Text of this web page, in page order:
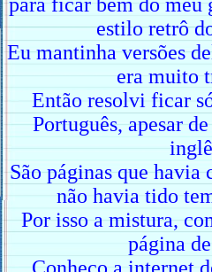
estilo retrô
Eu mantinha versões
era muito
Então resolvi ficar
Português, apesar
São páginas que havia
não havia tido
Por isso a mistura,
página